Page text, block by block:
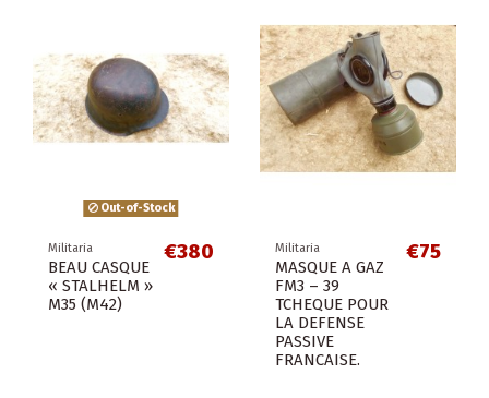
Out-of-Stock
Militaria
BEAU CASQUE
« STALHELM »
M35 (M42)
€380 Militaria
MASQUE A GAZ
FM3 – 39
TCHEQUE POUR
LA DEFENSE
PASSIVE
FRANCAISE.
€75